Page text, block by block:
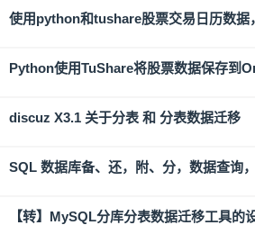
使用python和tushare股票交易日历数据
Python使用TuShare将股票数据保存到
discuz X3.1 关于分表 和 分表数据迁移
SQL 数据库备、还，附、分，数据查询
【转】MySQL分库分表数据迁移工具的